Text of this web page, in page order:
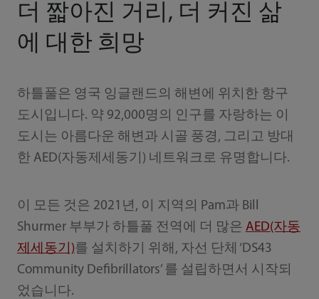
더 짧아진 거리, 더 커진 삶
에 대한 희망
하틀풀은 영국 잉글랜드의 해변에 위치한 항구
도시입니다. 약 92,000명의 인구를 자랑하는 이
도시는 아름다운 해변과 시골 풍경, 그리고 방대
한 AED(자동제세동기) 네트워크로 유명합니다.
이 모든 것은 2021년, 이 지역의 Pam과 Bill
Shurmer 부부가 하틀풀 전역에 더 많은 AED(자동
제세동기)를 설치하기 위해, 자선 단체 ‘DS43
Community Defibrillators’ 를 설립하면서 시작되
었습니다.